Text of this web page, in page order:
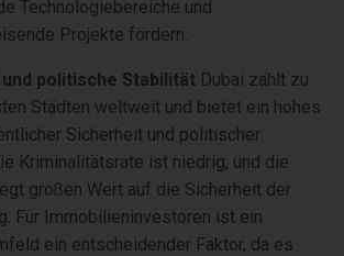
Technologiebereiche und
Projekte fördern.
politische Stabilität Dubai zählt zu
Städten weltweit und bietet ein hohes
Sicherheit und politischer
Kriminalitätsrate ist niedrig, und die
großen Wert auf die Sicherheit der
Für Immobilieninvestoren ist ein
ein entscheidender Faktor, da es